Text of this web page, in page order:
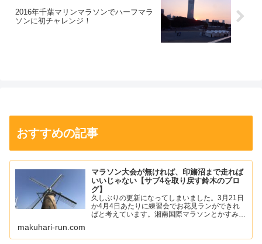
2016年千葉マリンマラソンでハーフマラ
ソンに初チャレンジ！
おすすめの記事
マラソン大会が無ければ、印旛沼まで走れば
いいじゃない【サブ4を取り戻す鈴木のブロ
グ】
久しぶりの更新になってしまいました。3月21日
か4月4日あたりに練習会でお花見ランができれ
ばと考えています。湘南国際マラソンとかすみが
の痛みが落ち着いて...
makuhari-run.com